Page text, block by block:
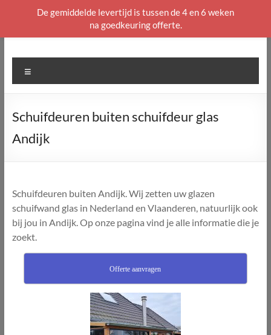
naar
Schuifdeuren buiten schuifdeur glas
Andijk
Schuifdeuren buiten Andijk. Wij zetten uw glazen
schuifwand glas in Nederland en Vlaanderen, natuurlijk ook
bij jou in Andijk. Op onze pagina vind je alle informatie die je
zoekt.
Offerte aanvragen
De gemiddelde levertijd is tussen de 4 en 6 weken
na goedkeuring offerte.